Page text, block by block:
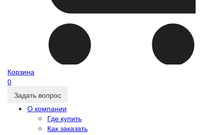
Корзина
0
Задать вопрос
О компании
Где купить
Как заказать